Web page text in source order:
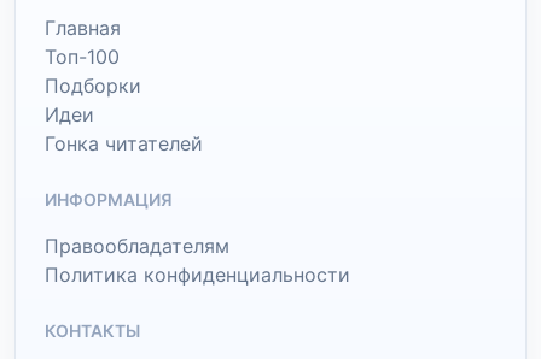
Главная
Топ-100
Подборки
Идеи
Гонка читателей
ИНФОРМАЦИЯ
Правообладателям
Политика конфиденциальности
КОНТАКТЫ